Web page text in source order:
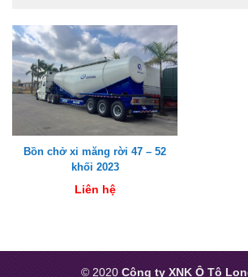
Bồn chở xi măng rời 47 – 52
khối 2023
Liên hệ
© 2020 Công ty XNK Ô Tô